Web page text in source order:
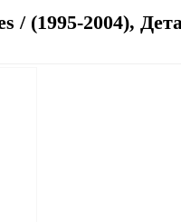
(1995-2004),